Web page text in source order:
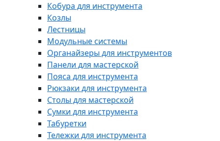
Кобура для инструмента
Козлы
Лестницы
Модульные системы
Органайзеры для инструментов
Панели для мастерской
Пояса для инструмента
Рюкзаки для инструмента
Столы для мастерской
Сумки для инструмента
Табуретки
Тележки для инструмента